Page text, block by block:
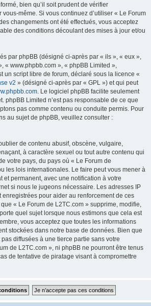
bien qu’il soit prudent de vérifier
même. Si vous continuez d’utiliser « Le Forum
changements ont été effectués, vous acceptez
des conditions découlant des mises à jour et/ou
par phpBB (désigné ci-après par « ils », « eux »,
« www.phpbb.com », « phpBB Limited »,
un script libre de forum, déclaré sous la licence «
v2 » (désigné ci-après par « GPL ») et qui peut
. Le logiciel phpBB facilite seulement
phpBB Limited n’est pas responsable de ce que
pas comme contenu ou conduite permis. Pour
au sujet de phpBB, veuillez consulter :
de contenu abusif, obscène, vulgaire,
à caractère sexuel ou tout autre contenu qui
votre pays, du pays où « Le Forum de
les lois internationales. Le faire peut vous mener à
et permanent, avec une notification à votre
si nous le jugeons nécessaire. Les adresses IP
enregistrées pour aider au renforcement de ces
« Le Forum de L2TC.com » supprime, modifie,
quel sujet lorsque nous estimons que cela est
vous acceptez que toutes les informations
stockées dans notre base de données. Bien que
diffusées à une tierce partie sans votre
de L2TC.com », ni phpBB ne pourront être tenus
de tentative de piratage visant à compromettre